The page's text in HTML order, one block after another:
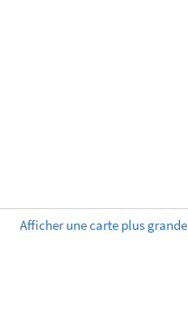
Afficher une carte plus grande